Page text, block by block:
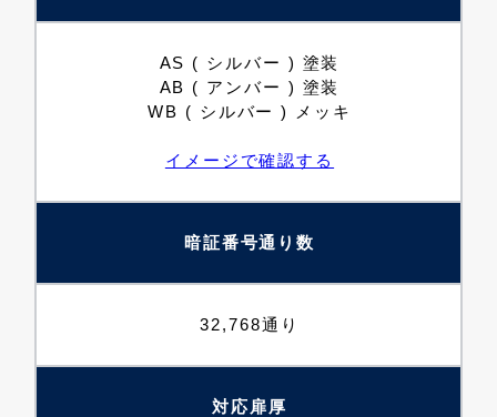
AS ( シルバー ) 塗装
AB ( アンバー ) 塗装
WB ( シルバー ) メッキ
イメージで確認する
暗証番号通り数
32,768通り
対応扉厚